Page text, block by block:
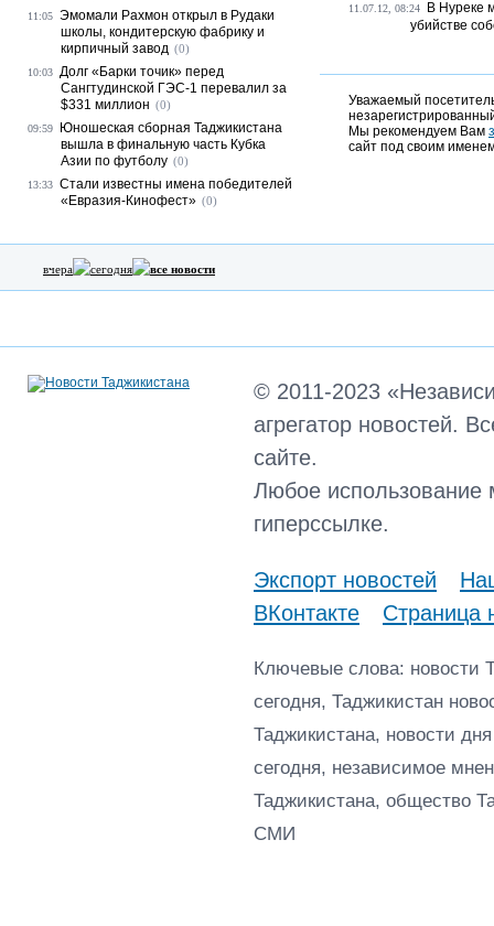
11.07.12, 08:24
В Нуреке
убийстве
Уважаемый
Мы рекомендуем Вам
сайт под своим
11:05 Эмомали Рахмон открыл в Рудаки
школы, кондитерскую фабрику и
кирпичный завод (0)
10:03 Долг «Барки точик» перед
Сангтудинской ГЭС-1 перевалил за
$331 миллион (0)
09:59
Юношеская сборная Таджикистана
вышла в финальную часть Кубка
Азии по футболу (0)
13:33 Стали известны имена победителей
«Евразия-Кинофест» (0)
вчера сегодня все новости
© 2011-2023
агрегатор новостей.
сайте.
Любое использование
гиперссылке.
Экспорт новостей
ВКонтакте
Страница
Ключевые слова: новости
сегодня, Таджикистан
Таджикистана, новости
сегодня, независимое
Таджикистана, общество
СМИ